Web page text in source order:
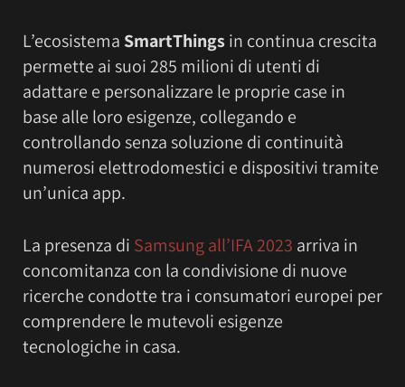
L’ecosistema SmartThingsin continua crescita
permette ai suoi 285 milioni di utenti di
adattare e personalizzare le proprie case in
base alle loro esigenze, collegando e
controllando senza soluzione di continuità
numerosi elettrodomestici e dispositivi tramite
un’unica app.
La presenza di Samsung all’IFA 2023 arriva in
concomitanza con la condivisione di nuove
ricerche condotte tra i consumatori europei per
comprendere le mutevoli esigenze
tecnologiche in casa.